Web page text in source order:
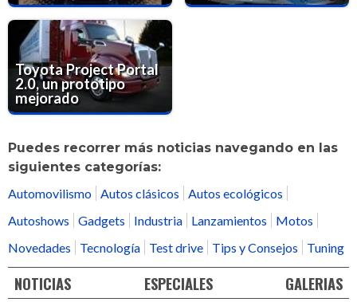
Toyota Project Portal
2.0, un prototipo
mejorado
Puedes recorrer más noticias navegando en las
siguientes categorías:
Automovilismo Autos clásicos
Autos ecológicos
Autoshows
Gadgets Industria Lanzamientos
Motos
Novedades
Tecnología Test drive Tips y Consejos Tuning
NOTICIAS ESPECIALES GALERIAS